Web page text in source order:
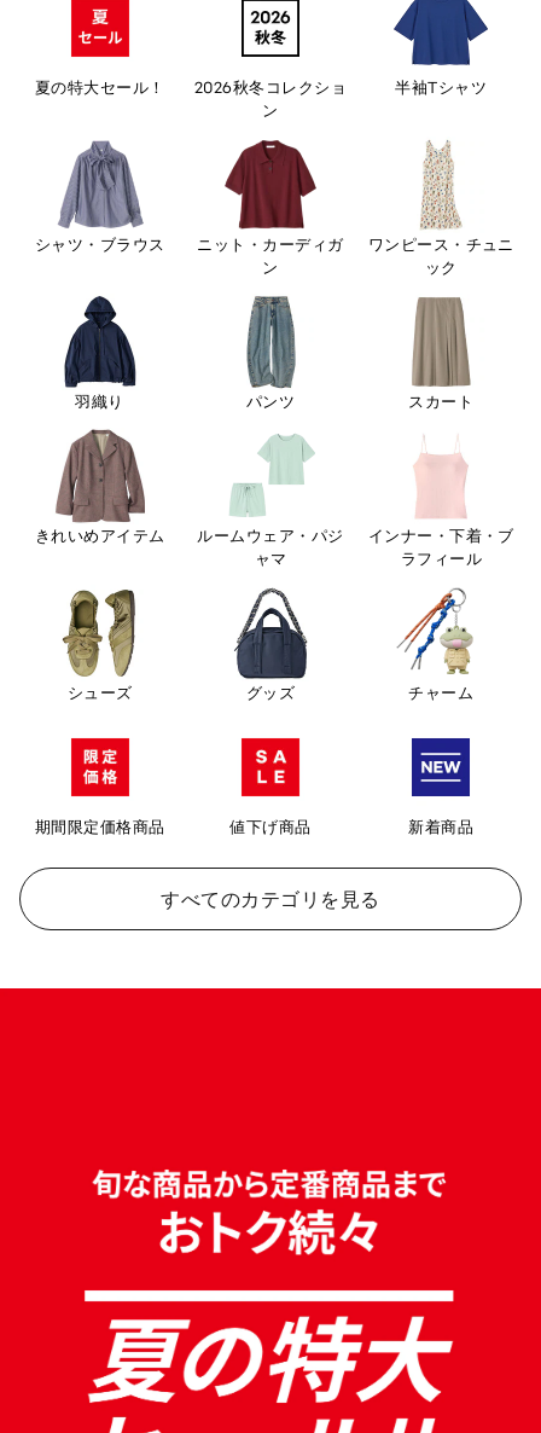
夏の特大セール！
2026秋冬コレクショ
ン
半袖Tシャツ
シャツ・ブラウス
ニット・カーディガ
ン
ワンピース・チュニ
ック
羽織り パンツ スカート
きれいめアイテム
ルームウェア・パジ
ャマ
インナー・下着・ブ
ラフィール
シューズ グッズ チャーム
期間限定価格商品 値下げ商品 新着商品
すべてのカテゴリを見る